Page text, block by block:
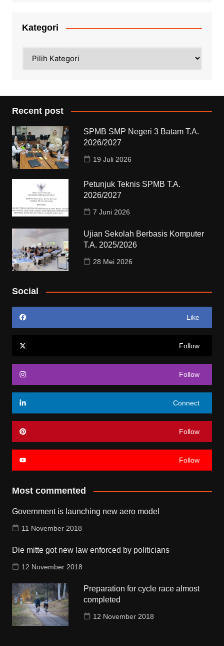
Kategori
Recent post
SPMB SMP Negeri 3 Batam T.A.
2026/2027
19 Juli 2026
Petunjuk Teknis SPMB T.A.
2026/2027
7 Juni 2026
Ujian Sekolah Berbasis Komputer
T.A. 2025/2026
28 Mei 2026
Social
Like
Follow
Follow
Connect
Follow
Follow
Most commented
Government is launching new aero model
11 November 2018
Die mitte got new law enforced by politicians
12 November 2018
Preparation for cycle race almost
completed
12 November 2018